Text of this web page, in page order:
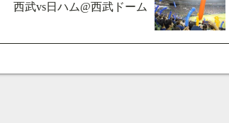
西武vs日ハム@西武ドーム